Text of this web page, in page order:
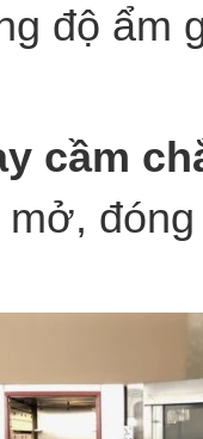
độ ẩm
cầm
mở,